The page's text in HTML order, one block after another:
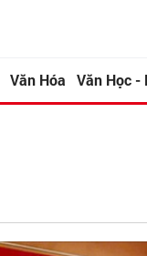
Văn Hóa Văn Học -